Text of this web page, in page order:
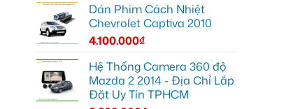
Dán Phim Cách Nhiệt
Chevrolet Captiva 2010
4.100.000₫
Hệ Thống Camera 360 độ
Mazda 2 2014 - Địa Chỉ Lắp
Đặt Uy Tín TPHCM